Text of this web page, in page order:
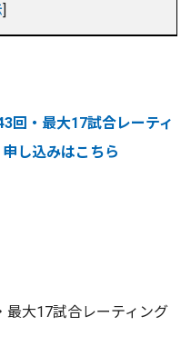
]
回・最大17試合レーティ
し込みはこちら
最大17試合レーティング